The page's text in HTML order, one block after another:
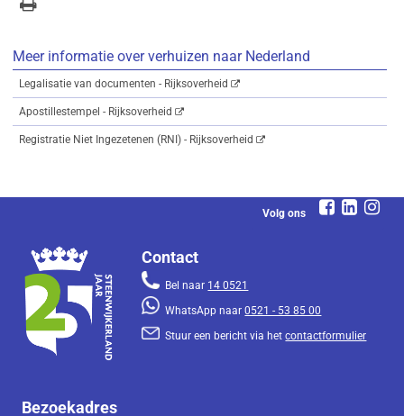
Meer informatie over verhuizen naar Nederland
Legalisatie van documenten - Rijksoverheid
Apostillestempel - Rijksoverheid
Registratie Niet Ingezetenen (RNI) - Rijksoverheid
Volg ons
Contact
Bel naar 14 0521
WhatsApp naar0521 - 53 85 00
Stuur een bericht via hetcontactformulier
Bezoekadres